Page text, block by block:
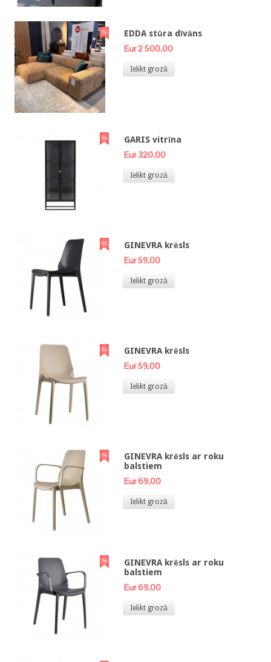
EDDA stūra dīvāns
Eur 2 500,00
Ielikt grozā
GARIS vitrīna
Eur 320,00
Ielikt grozā
GINEVRA krēsls
Eur 59,00
Ielikt grozā
GINEVRA krēsls
Eur 59,00
Ielikt grozā
GINEVRA krēsls ar roku
balstiem
Eur 69,00
Ielikt grozā
GINEVRA krēsls ar roku
balstiem
Eur 69,00
Ielikt grozā